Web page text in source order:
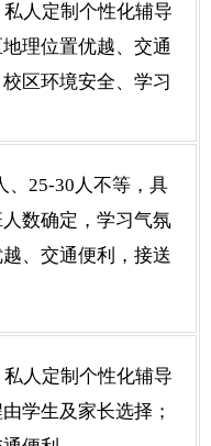
人定制个性化辅导
理位置优越、交通
区环境安全、学习
、25-30人不等，具
数确定，学习气氛
、交通便利，接送
人定制个性化辅导
学生及家长选择；